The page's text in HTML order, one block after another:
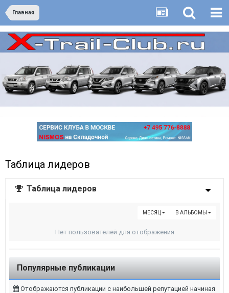
Главная
Таблица лидеров
Таблица лидеров
В АЛЬБОМЫ
МЕСЯЦ
Нет пользователей для отображения
Популярные публикации
Отображаются публикации с наибольшей репутацией начиная